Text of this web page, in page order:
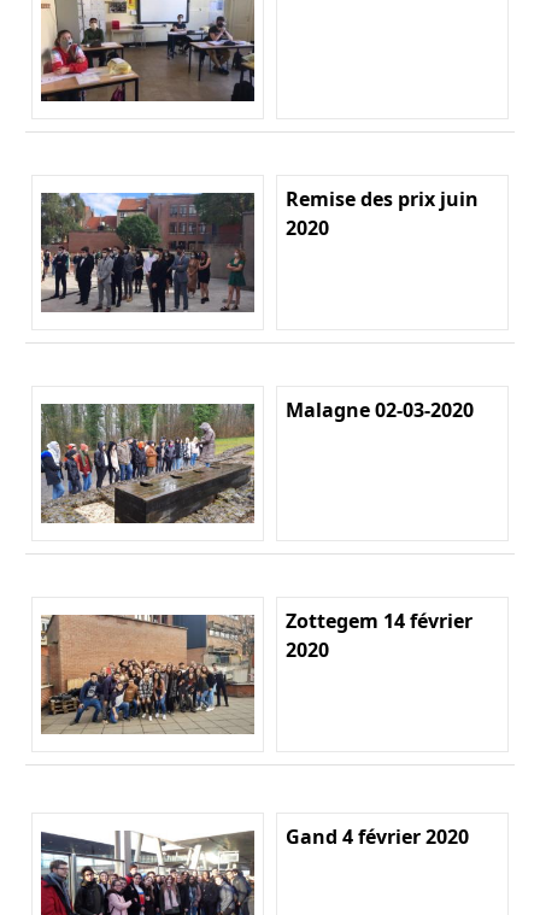
Remise des prix juin
2020
Malagne 02-03-2020
Zottegem 14 février
2020
Gand 4 février 2020